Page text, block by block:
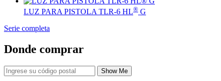
LUZ PARA PISTOLA TLR-6 HL® G
Serie completa
Donde comprar
Show Me